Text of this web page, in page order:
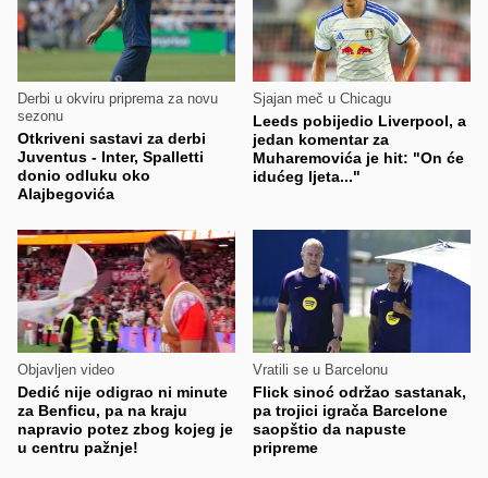
Derbi u okviru priprema za novu
sezonu
Otkriveni sastavi za derbi
Juventus - Inter, Spalletti
donio odluku oko
Alajbegovića
Sjajan meč u Chicagu
Leeds pobijedio Liverpool, a
jedan komentar za
Muharemovića je hit: "On će
idućeg ljeta..."
Objavljen video
Dedić nije odigrao ni minute
za Benficu, pa na kraju
napravio potez zbog kojeg je
u centru pažnje!
Vratili se u Barcelonu
Flick sinoć održao sastanak,
pa trojici igrača Barcelone
saopštio da napuste
pripreme